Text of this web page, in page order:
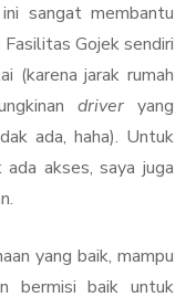
sangat membantu
Gojek sendiri
(karena jarak rumah
driveryang
ada, haha). Untuk
akses, saya juga
yang baik, mampu
bermisi baik untuk